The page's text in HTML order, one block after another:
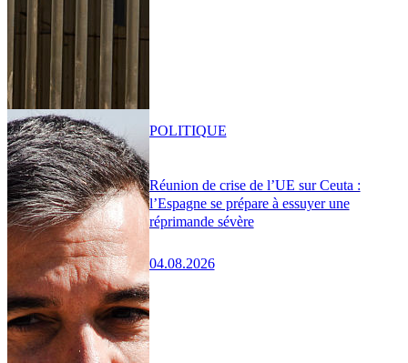
Réunion de crise de l’UE sur Ceuta :
l’Espagne se prépare à essuyer une
réprimande sévère
04.08.2026
POLITIQUE